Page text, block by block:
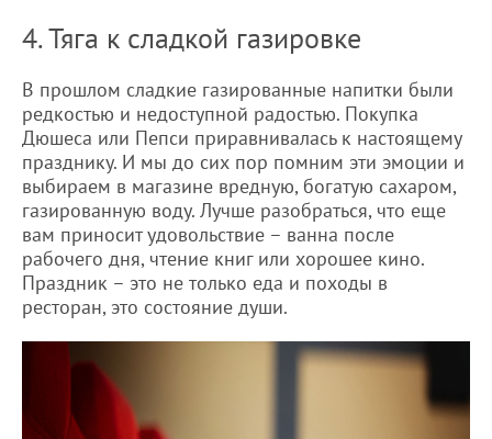
4. Тяга к сладкой газировке
В прошлом сладкие газированные напитки были
редкостью и недоступной радостью. Покупка
Дюшеса или Пепси приравнивалась к настоящему
празднику. И мы до сих пор помним эти эмоции и
выбираем в магазине вредную, богатую сахаром,
газированную воду. Лучше разобраться, что еще
вам приносит удовольствие – ванна после
рабочего дня, чтение книг или хорошее кино.
Праздник – это не только еда и походы в
ресторан, это состояние души.